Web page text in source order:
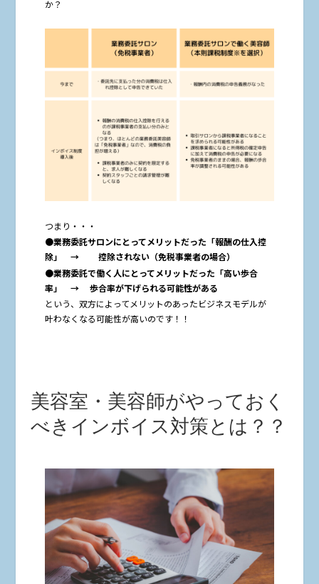
か？
つまり・・・
●業務委託サロンにとってメリットだった「報酬の仕入控
除」 → 控除されない（免税事業者の場合）
●業務委託で働く人にとってメリットだった「高い歩合
率」 → 歩合率が下げられる可能性がある
という、双方によってメリットのあったビジネスモデルが
叶わなくなる可能性が高いのです！！
美容室・美容師がやっておく
べきインボイス対策とは？？